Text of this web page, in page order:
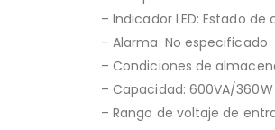
– Indicador LED: Estado
– Alarma: No especificado
– Condiciones de
– Capacidad: 600VA/360W
– Rango de voltaje de